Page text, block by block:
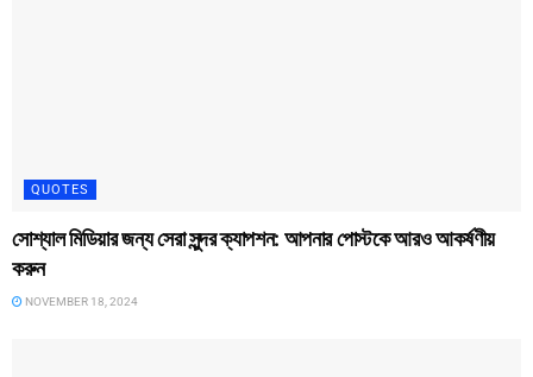
QUOTES
সোশ্যাল মিডিয়ার জন্য সেরা সুন্দর ক্যাপশন: আপনার পোস্টকে আরও আকর্ষণীয়
করুন
NOVEMBER 18, 2024